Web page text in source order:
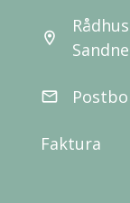
location_on
email
Faktura